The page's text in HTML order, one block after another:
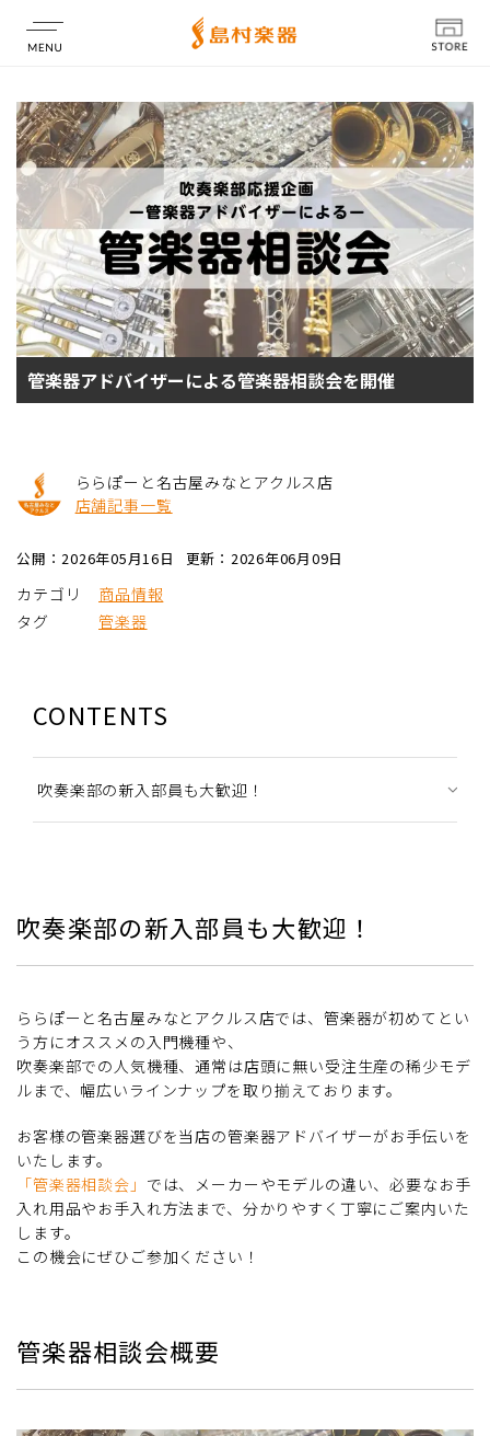
店舗情報
管楽器アドバイザーによる管楽器相談会を開催
ららぽーと名古屋みなとアクルス店
店舗記事一覧
公開：2026年05月16日 更新：2026年06月09日
カテゴリ
商品情報
タグ
管楽器
CONTENTS
吹奏楽部の新入部員も大歓迎！
吹奏楽部の新入部員も大歓迎！
ららぽーと名古屋みなとアクルス店では、管楽器が初めてとい
う方にオススメの入門機種や、
吹奏楽部での人気機種、通常は店頭に無い受注生産の稀少モデ
ルまで、幅広いラインナップを取り揃えております。
お客様の管楽器選びを当店の管楽器アドバイザーがお手伝いを
いたします。
「管楽器相談会」 では、メーカーやモデルの違い、必要なお手
入れ用品やお手入れ方法まで、分かりやすく丁寧にご案内いた
します。
この機会にぜひご参加ください！
管楽器相談会概要